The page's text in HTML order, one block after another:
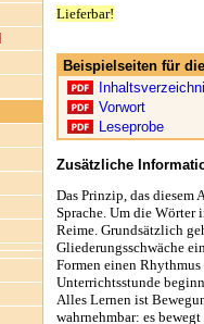
Lieferbar!
Beispielseiten für
Vorwort
Leseprobe
Zusätzliche
Das Prinzip, das diesem
Sprache. Um die Wörter
Reime. Grundsätzlich
Gliederungsschwäche
Formen einen
Unterrichtsstunde
Alles Lernen ist
wahrnehmbar: es